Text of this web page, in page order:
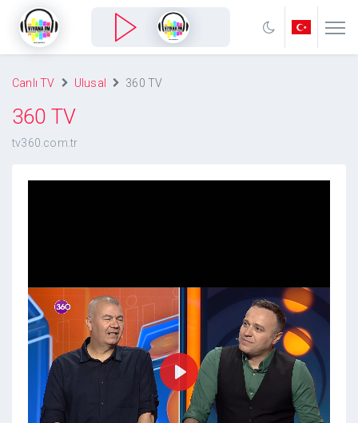
Canlı TV Ulusal 360 TV
360 TV
tv360.com.tr